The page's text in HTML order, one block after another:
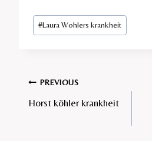
Post
Tags:
#Laura Wohlers krankheit​
Post
navigation
PREVIOUS
Horst köhler krankheit​